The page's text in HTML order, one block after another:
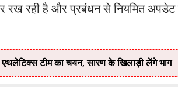
रख रही है और प्रबंधन से नियमित अपडेट
एथलेटिक्स टीम का चयन, सारण के खिलाड़ी लेंगे भाग